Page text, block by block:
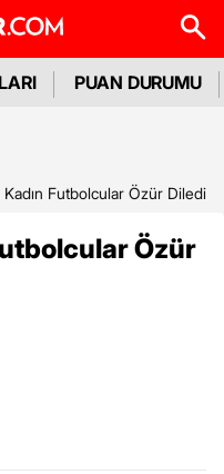
PUAN DURUMU
Kadın Futbolcular Özür Diledi
Özür